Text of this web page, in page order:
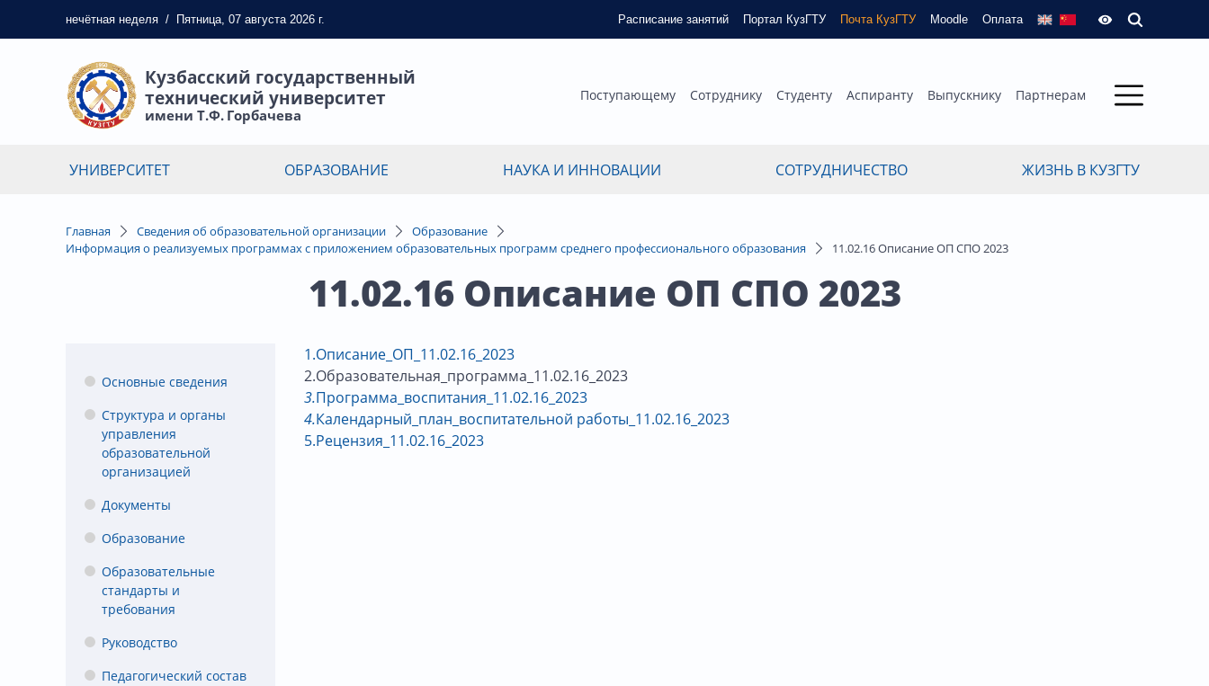
нечётная неделя / Пятница, 07 августа 2026 г. Расписание занятий Портал КузГТУ Почта КузГТУ Moodle Оплата
Кузбасский государственный
технический университет
имени Т.Ф. Горбачева
Поступающему Сотруднику Студенту Аспиранту Выпускнику Партнерам
УНИВЕРСИТЕТ ОБРАЗОВАНИЕ НАУКА И ИННОВАЦИИ СОТРУДНИЧЕСТВО ЖИЗНЬ В КУЗГТУ
Главная Сведения об образовательной организации
Образование
Информация о реализуемых программах с приложением образовательных программ среднего профессионального образования
11.02.16 Описание ОП СПО 2023
11.02.16 Описание ОП СПО 2023
Основные сведения
Структура и органы
управления
образовательной
организацией
Документы
Образование
Образовательные
стандарты и
требования
Руководство
Педагогический состав
1.Описание_OП_11.02.16_2023
2.Образовательная_программа_11.02.16_2023
3.Программа_воспитания_11.02.16_2023
4.Календарный_план_воспитательной работы_11.02.16_2023
5.Рецензия_11.02.16_2023